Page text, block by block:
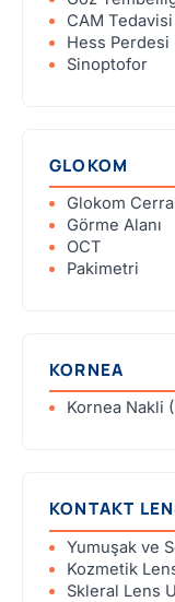
CAM Tedavisi
Hess Perdesi
Sinoptofor
GLOKOM
Glokom
Görme Alanı
OCT
Pakimetri
KORNEA
Kornea Nakli
KONTAKT
Yumuşak ve
Kozmetik
Skleral Lens